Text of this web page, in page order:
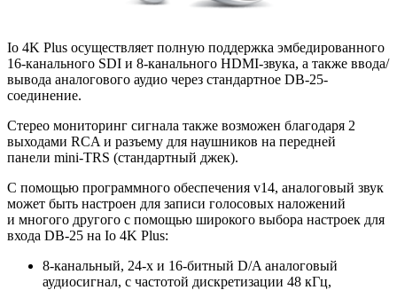
Io 4K Plus осуществляет полную поддержка эмбедированного
16-канального SDI и 8-канального HDMI-звука, а также ввода/
вывода аналогового аудио через стандартное DB-25-
соединение.
Стерео мониторинг сигнала также возможен благодаря 2
выходами RCA и разъему для наушников на передней
панели mini-TRS (стандартный джек).
С помощью программного обеспечения v14, аналоговый звук
может быть настроен для записи голосовых наложений
и многого другого с помощью широкого выбора настроек для
входа DB-25 на Io 4K Plus:
8-канальный, 24-х и 16-битный D/A аналоговый
аудиосигнал, с частотой дискретизации 48 кГц,